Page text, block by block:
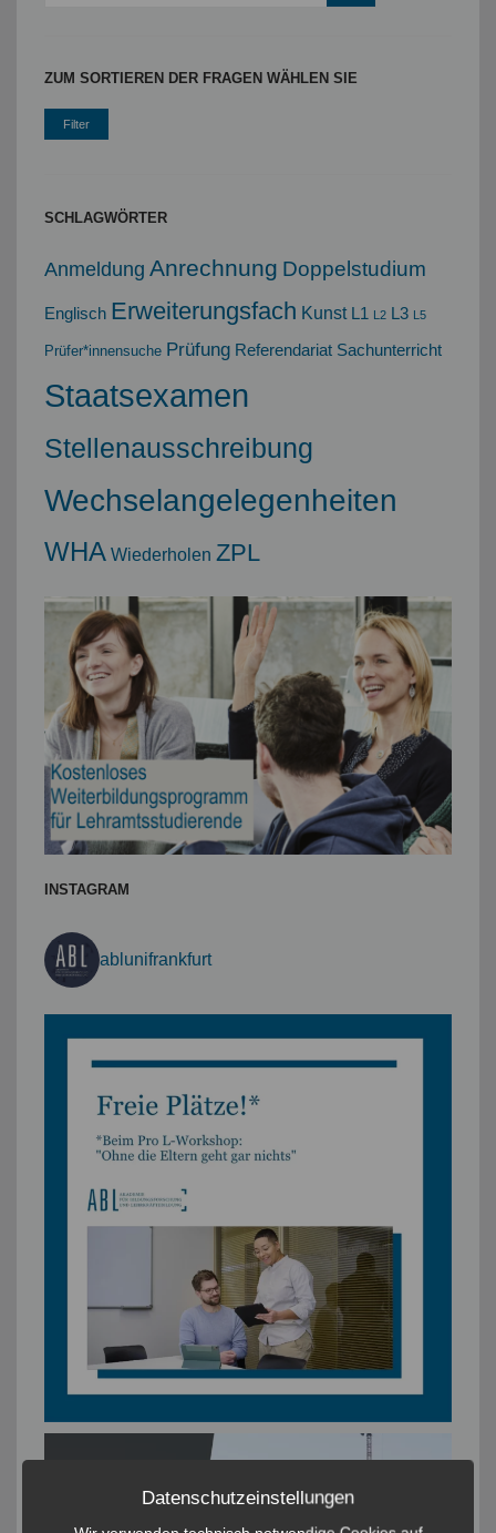
ZUM SORTIEREN DER FRAGEN WÄHLEN SIE
SCHLAGWÖRTER
Anmeldung Anrechnung Doppelstudium
Englisch Erweiterungsfach Kunst L1 L2 L3 L5
Prüfer*innensuche Prüfung Referendariat Sachunterricht
Staatsexamen
Stellenausschreibung
Wechselangelegenheiten
WHA Wiederholen ZPL
INSTAGRAM
ablunifrankfurt
Datenschutzeinstellungen